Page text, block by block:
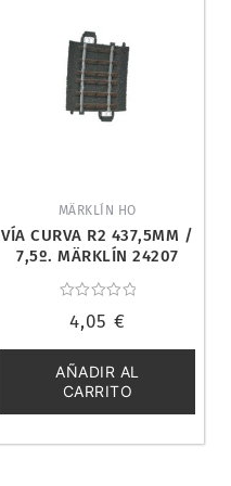
MÄRKLÍN HO
VÍA CURVA R2 437,5MM /
7,5º. MÄRKLÍN 24207
con
de
5
4,05 €
AÑADIR AL
CARRITO